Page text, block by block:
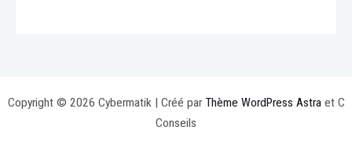
Copyright © 2026 Cybermatik | Créé par Thème WordPress Astraet C
Conseils